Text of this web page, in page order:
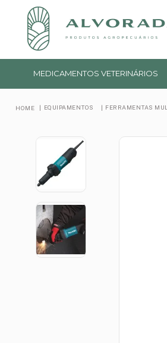
MEDICAMENTOS VETERINÁRIOS
EQUIPAMENTOS FERRAMENTAS